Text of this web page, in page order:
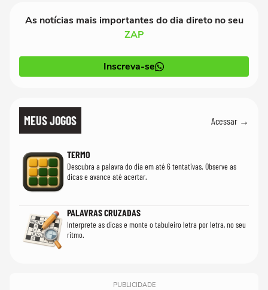
As notícias mais importantes do dia direto no seu
ZAP
Inscreva-se
MEUS JOGOS Acessar →
TERMO
Descubra a palavra do dia em até 6 tentativas. Observe as
dicas e avance até acertar.
PALAVRAS CRUZADAS
Interprete as dicas e monte o tabuleiro letra por letra, no seu
ritmo.
PUBLICIDADE